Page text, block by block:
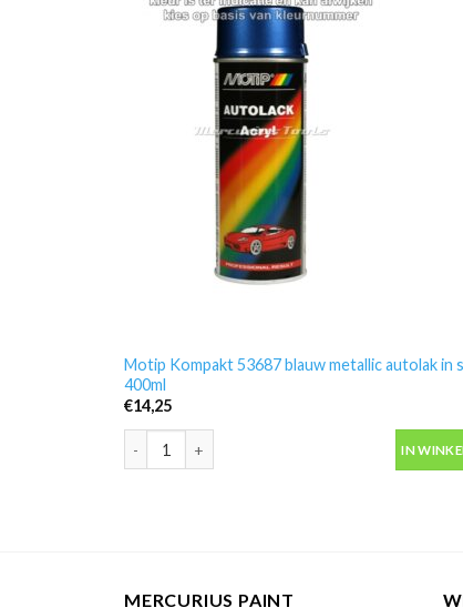
Motip Kompakt 53687 blauw metallic autolak in
400ml
€14,25
IN
MERCURIUS PAINT